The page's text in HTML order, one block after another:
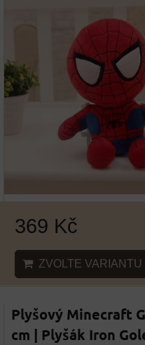
369 Kč
ZVOLTE VARIANTU
Plyšový Minecraft
cm | Plyšák Iron